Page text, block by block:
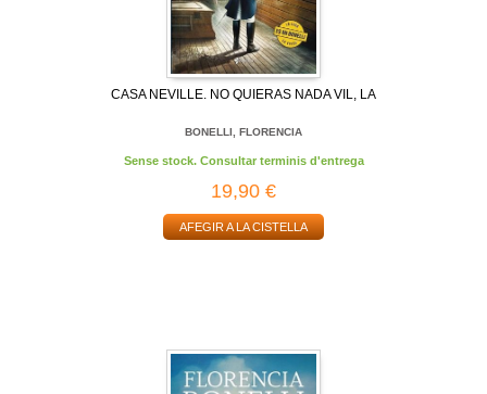
CASA NEVILLE. NO QUIERAS NADA VIL, LA
BONELLI, FLORENCIA
Sense stock. Consultar terminis d'entrega
19,90 €
AFEGIR A LA CISTELLA